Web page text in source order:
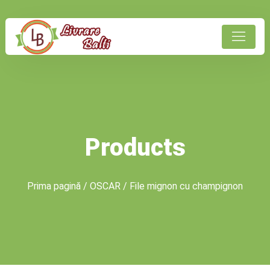
Products
Prima pagină / OSCAR / File mignon cu champignon